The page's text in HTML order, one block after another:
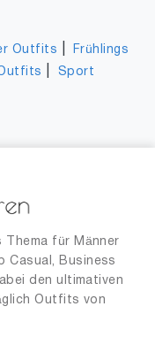
Outfits
Frühlings
Sport
Thema für Männer
Casual, Business
den ultimativen
Outfits von